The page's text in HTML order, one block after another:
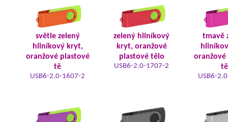
světle zelený
hliníkový kryt,
oranžové plastové
tě
USB6-2.0-1607-2
zelený hliníkový
kryt, oranžové
plastové tělo
USB6-2.0-1707-2
tmavě
oranžové
USB6-